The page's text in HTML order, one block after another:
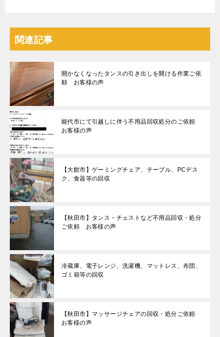
関連記事
開かなくなったタンスの引き出しを開ける作業ご依
頼 お客様の声
能代市にて引越しに伴う不用品回収処分のご依頼
お客様の声
【大館市】ゲーミングチェア、テーブル、PCデス
ク、食器等の回収
【秋田市】タンス・チェストなど不用品回収・処分
ご依頼 お客様の声
冷蔵庫、電子レンジ、洗濯機、マットレス、布団、
ゴミ箱等の回収
【秋田市】マッサージチェアの回収・処分ご依頼
お客様の声